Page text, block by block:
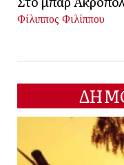
Φίλιππος Φιλίππου